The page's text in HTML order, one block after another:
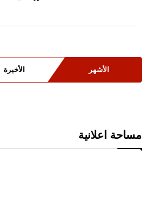
الأشهر الأخيرة
مساحة اعلانية